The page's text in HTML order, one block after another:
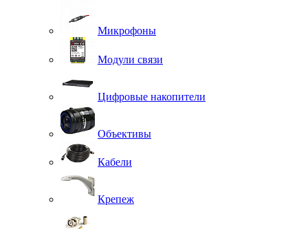
Микрофоны
Модули связи
Цифровые накопители
Объективы
Кабели
Крепеж